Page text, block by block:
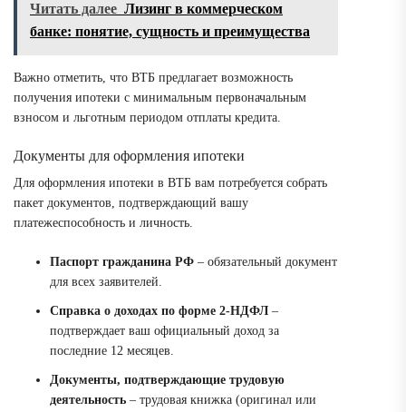
Читать далее Лизинг в коммерческом
банке: понятие, сущность и преимущества
Важно отметить, что ВТБ предлагает возможность
получения ипотеки с минимальным первоначальным
взносом и льготным периодом отплаты кредита.
Документы для оформления ипотеки
Для оформления ипотеки в ВТБ вам потребуется собрать
пакет документов, подтверждающий вашу
платежеспособность и личность.
Паспорт гражданина РФ – обязательный документ
для всех заявителей.
Справка о доходах по форме 2-НДФЛ–
подтверждает ваш официальный доход за
последние 12 месяцев.
Документы, подтверждающие трудовую
деятельность – трудовая книжка (оригинал или